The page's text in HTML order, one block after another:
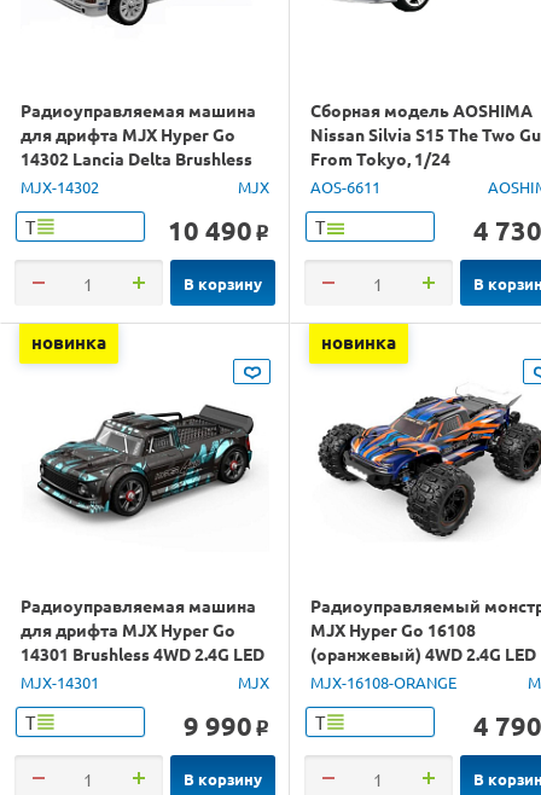
Радиоуправляемая машина
для дрифта MJX Hyper Go
14302 Lancia Delta Brushless
4WD 2.4G LED 1/14 RTR
MJX-14302 MJX
Т 10 490 o
В корзину
Сборная модель AOSHIMA
Nissan Silvia S15 The Two
From Tokyo, 1/24
AOS-6611
Т 4 730
В
новинка
Радиоуправляемая машина
для дрифта MJX Hyper Go
14301 Brushless 4WD 2.4G LED
1/14 RTR
MJX-14301 MJX
Т 9 990 o
В корзину
новинка
Радиоуправляемый
MJX Hyper Go 16108
(оранжевый) 4WD 2.4G LED
1/16 RTR
MJX-16108-ORANGE
Т 4 790
В